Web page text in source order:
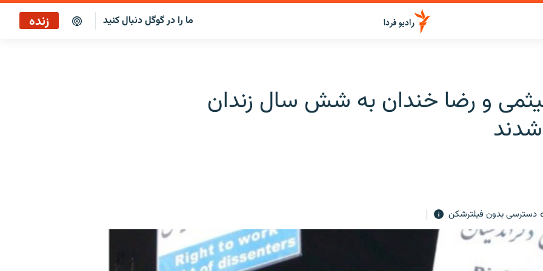
ما را در گوگل دنبال کنید زنده
و رضا خندان به شش سال زندان
دسترسی بدون فیلترشکن